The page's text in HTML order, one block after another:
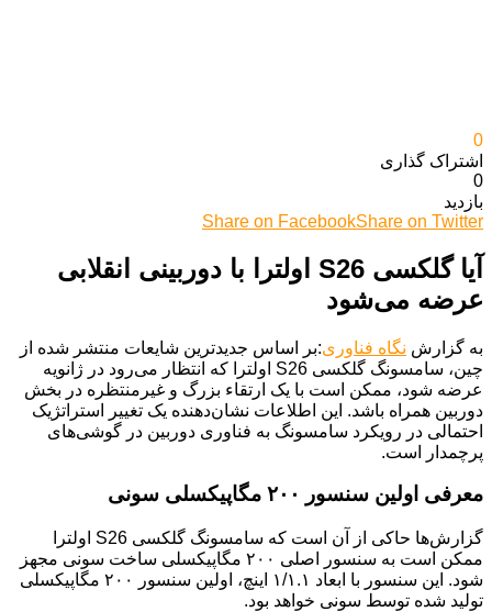
0
اشتراک گذاری‌
0
بازدید
Share on FacebookShare on Twitter
آیا گلکسی S26 اولترا با دوربینی انقلابی
عرضه می‌شود
به گزارش نگاه فناوری:بر اساس جدیدترین شایعات منتشر شده از
چین، سامسونگ گلکسی S26 اولترا که انتظار می‌رود در ژانویه
عرضه شود، ممکن است با یک ارتقاء بزرگ و غیرمنتظره در بخش
دوربین همراه باشد. این اطلاعات نشان‌دهنده یک تغییر استراتژیک
احتمالی در رویکرد سامسونگ به فناوری دوربین در گوشی‌های
پرچمدار است.
معرفی اولین سنسور ۲۰۰ مگاپیکسلی سونی
گزارش‌ها حاکی از آن است که سامسونگ گلکسی S26 اولترا
ممکن است به سنسور اصلی ۲۰۰ مگاپیکسلی ساخت سونی مجهز
شود. این سنسور با ابعاد ۱/۱.۱ اینچ، اولین سنسور ۲۰۰ مگاپیکسلی
تولید شده توسط سونی خواهد بود.